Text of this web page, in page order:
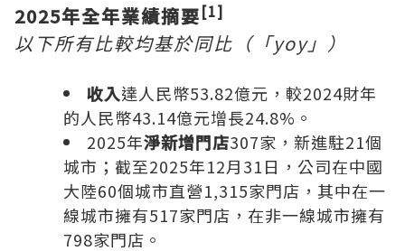
2025年全年業績摘要[1]
以下所有比較均基於同比（「yoy」）
收入達人民幣53.82億元，較2024財年
的人民幣43.14億元增長24.8%。
2025年淨新增門店307家，新進駐21個
城市；截至2025年12月31日，公司在中國
大陸60個城市直營1,315家門店，其中在一
線城市擁有517家門店，在非一線城市擁有
798家門店。